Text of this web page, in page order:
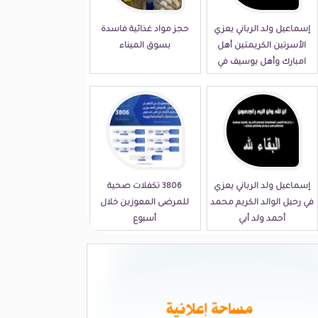
إسماعيل ولد الرباني يعزي
الأسرتين الكريمتين أهل
امبارك وأهل بوسيف في
حجز مواد غذائية فاسدة
بسوق الميناء
إسماعيل ولد الرباني يعزي
في رحيل الوالد الكريم محمد
أحمد ولد أبي
3806 تكفلات صحية
للمرضى المعوزين خلال
أسبوع